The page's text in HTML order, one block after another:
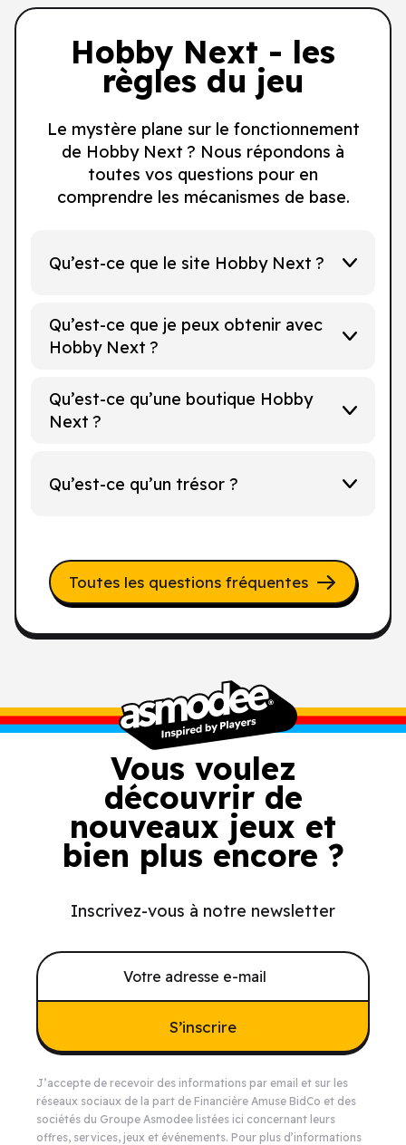
Hobby Next - les
règles du jeu
Le mystère plane sur le fonctionnement
de Hobby Next ? Nous répondons à
toutes vos questions pour en
comprendre les mécanismes de base.
Qu’est-ce que le site Hobby Next ?
Qu’est-ce que je peux obtenir avec
Hobby Next ?
Qu’est-ce qu’une boutique Hobby
Next ?
Qu’est-ce qu’un trésor ?
Toutes les questions fréquentes
Vous voulez
découvrir de
nouveaux jeux et
bien plus encore ?
Inscrivez-vous à notre newsletter
S’inscrire
J’accepte de recevoir des informations par email et sur les
réseaux sociaux de la part de Financière Amuse BidCo et des
sociétés du Groupe Asmodee listées ici concernant leurs
offres, services, jeux et événements. Pour plus d’informations